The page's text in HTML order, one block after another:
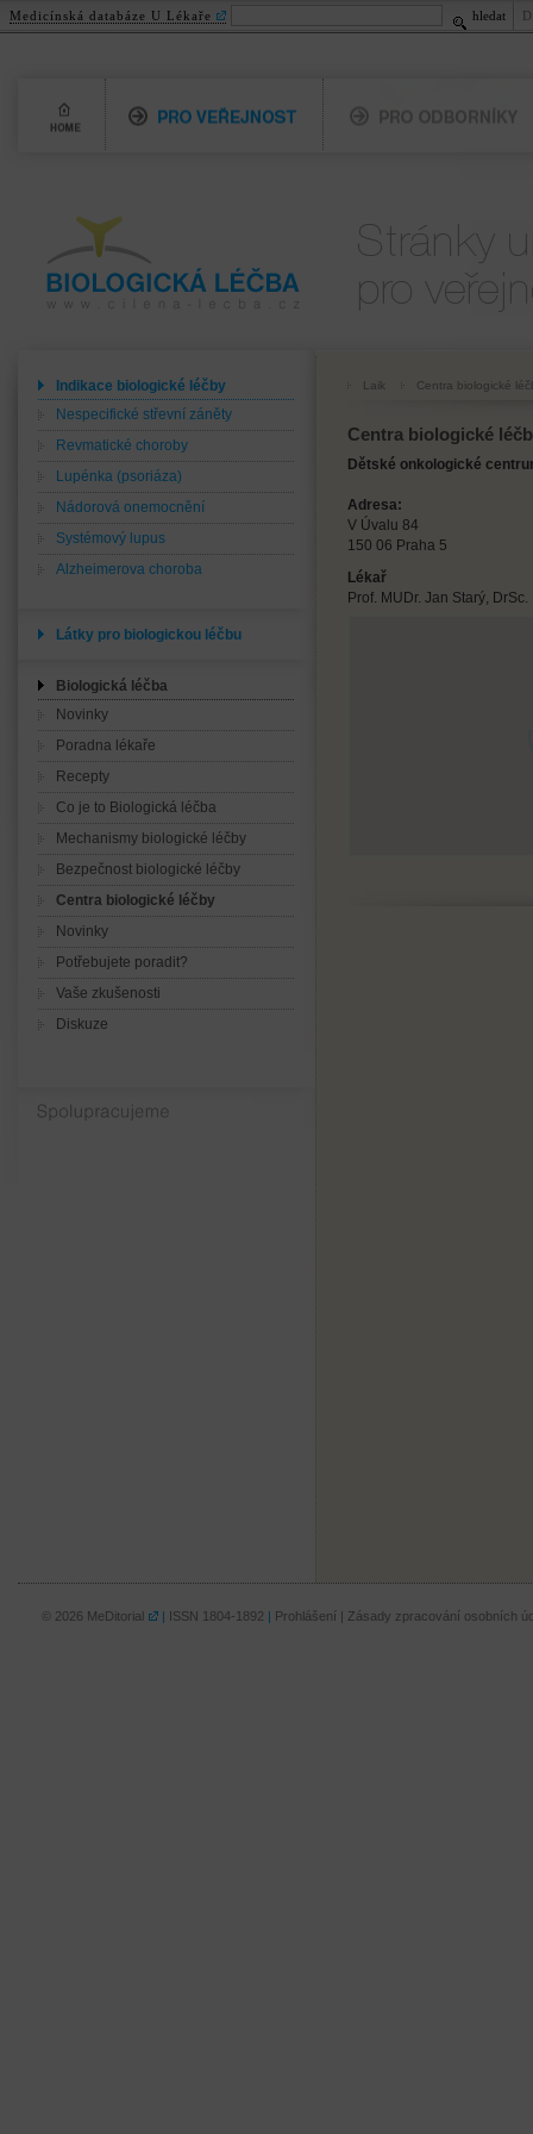
Biologická léčba Pro veřejnost
Indikace biologické léčby
Nespecifické střevní záněty
Revmatické choroby
Lupénka (psoriáza)
Nádorová onemocnění
Systémový lupus
Alzheimerova choroba
Látky pro biologickou léčbu
Biologická léčba
Novinky
Poradna lékaře
Recepty
Co je to Biologická léčba
Mechanismy biologické léčby
Bezpečnost biologické léčby
Centra biologické léčby
Novinky
Potřebujete poradit?
Vaše zkušenosti
Diskuze
Spolupracujeme
Laik Centra biologické
Centra biologické
Dětské onkologické
Adresa:
V Úvalu 84
150 06 Praha 5
Lékař
Prof. MUDr. Jan Starý, DrSc.
© 2026 MeDitorial | ISSN 1804-1892 | Prohlášení | Zásady zpracování osobních
Medicínská databáze U Lékaře hledat